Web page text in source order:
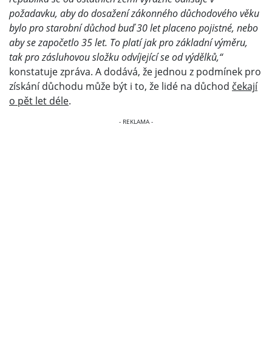
požadavku, aby do dosažení zákonného důchodového věku
bylo pro starobní důchod buď 30 let placeno pojistné, nebo
aby se započetlo 35 let. To platí jak pro základní výměru,
tak pro zásluhovou složku odvíjející se od výdělků,“
konstatuje zpráva. A dodává, že jednou z podmínek pro
získání důchodu může být i to, že lidé na důchod čekají
o pět let déle.